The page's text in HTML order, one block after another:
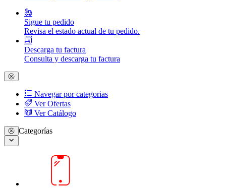
Sigue tu pedido
Revisa el estado actual de tu pedido.
Descarga tu factura
Consulta y descarga tu factura
Navegar por categorias
Ver Ofertas
Ver Catálogo
Categorías